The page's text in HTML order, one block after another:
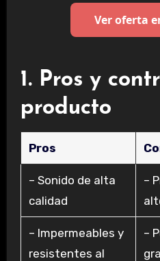
Ver oferta
1. Pros y
producto
Pros
– Sonido de alta
calidad
–
– Impermeables y
resistentes al
–